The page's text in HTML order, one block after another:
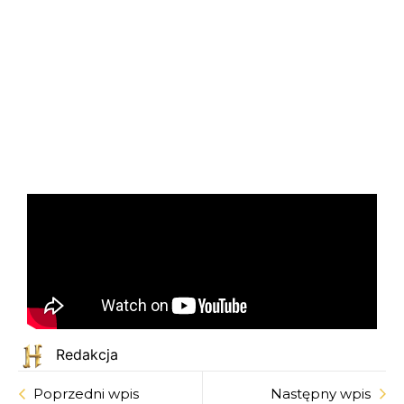
Redakcja
Poprzedni wpis Następny wpis